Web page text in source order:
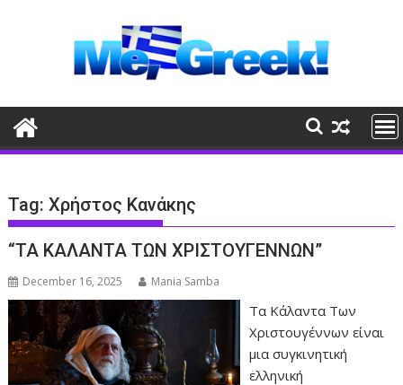
Tag:Χρήστος Κανάκης
“ΤΑ ΚΑΛΑΝΤΑ ΤΩΝ ΧΡΙΣΤΟΥΓΕΝΝΩΝ”
December 16, 2025 Mania Samba
Τα Κάλαντα Των
Χριστουγέννων είναι
μια συγκινητική
ελληνική